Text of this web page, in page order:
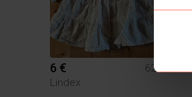
6 €
62/68
Lindex